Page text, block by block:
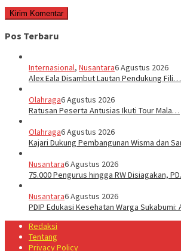
Pos Terbaru
Internasional, Nusantara6 Agustus 2026
Alex Eala Disambut Lautan Pendukung Fili…
Olahraga6 Agustus 2026
Ratusan Peserta Antusias Ikuti Tour Mala…
Olahraga6 Agustus 2026
Kajari Dukung Pembangunan Wisma dan
Nusantara6 Agustus 2026
75.000 Pengurus hingga RW Disiagakan,
Nusantara6 Agustus 2026
PDIP Edukasi Kesehatan Warga Sukabumi:
Redaksi
Tentang
Privacy Policy